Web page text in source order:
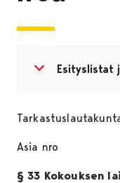
Avaa valikko
Sulje valikko
Esityslistat
Asia nro
§ 33 Kokouksen